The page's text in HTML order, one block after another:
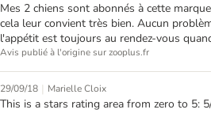
Mes 2 chiens sont abonnés à cette
cela leur convient très bien. Aucun
l'appétit est toujours au rendez-vous
Avis publié à l'origine sur zooplus.fr
29/09/18 | Marielle Cloix
This is a stars rating area from zero to 5: